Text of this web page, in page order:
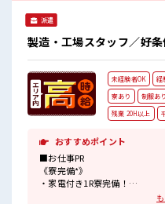
派遣
製造・工場スタッフ／好
未経験者OK 経
寮あり
制服あり
残業 20H以上
おすすめポイント
■お仕事PR
《寮完備*》
・家電付き1R寮完備！
・最大月50000円の寮費補助